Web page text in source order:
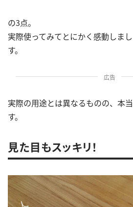
の3点。
実際使ってみてとにかく感動しま
す。
広告
実際の用途とは異なるものの、本
す。
見た目もスッキリ！